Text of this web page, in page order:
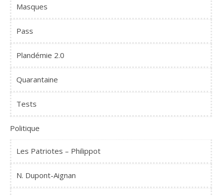
Masques
Pass
Plandémie 2.0
Quarantaine
Tests
Politique
Les Patriotes – Philippot
N. Dupont-Aignan